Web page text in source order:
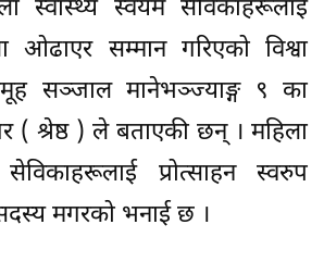
स्वास्थ्य स्वयम सेविकाहरूलाई
ओढाएर सम्मान गरिएको विश्वा
सञ्जाल मानेभञ्ज्याङ्ग ९ का
( श्रेष्ठ ) ले बताएकी छन् । महिला
प्रोत्साहन स्वरुप
मगरको भनाई छ ।